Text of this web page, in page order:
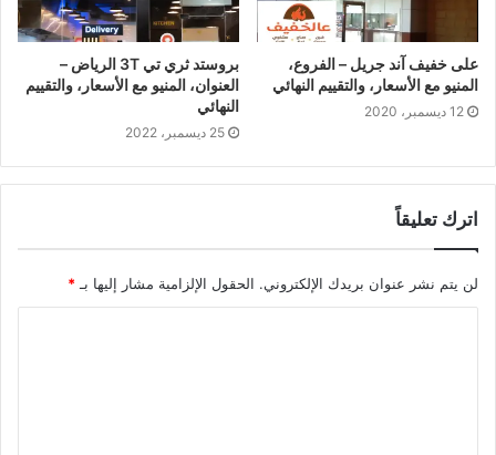
على خفيف آند جريل – الفروع،
المنيو مع الأسعار، والتقييم النهائي
12 ديسمبر، 2020
بروستد ثري تي 3T الرياض –
العنوان، المنيو مع الأسعار، والتقييم
النهائي
25 ديسمبر، 2022
اترك تعليقاً
لن يتم نشر عنوان بريدك الإلكتروني. الحقول الإلزامية مشار إليها بـ*